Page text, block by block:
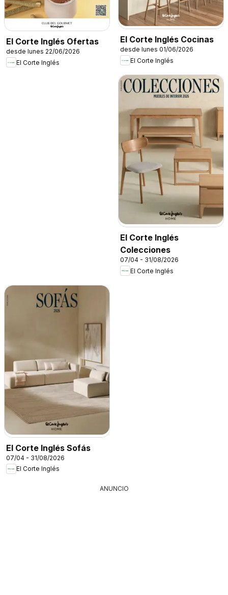
El Corte Inglés Ofertas
desde lunes 22/06/2026
El Corte Inglés
El Corte Inglés Cocinas
desde lunes 01/06/2026
El Corte Inglés
El Corte Inglés
Colecciones
07/04 - 31/08/2026
El Corte Inglés
El Corte Inglés Sofás
07/04 - 31/08/2026
El Corte Inglés
ANUNCIO